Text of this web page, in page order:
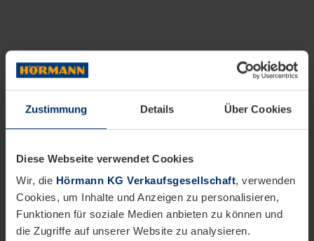
Zustimmung Details Über Cookies
Diese Webseite verwendet Cookies
Wir, die Hörmann KG Verkaufsgesellschaft, verwenden
Cookies, um Inhalte und Anzeigen zu personalisieren,
Funktionen für soziale Medien anbieten zu können und
die Zugriffe auf unserer Website zu analysieren.